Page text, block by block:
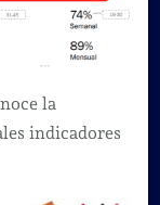
la
indicadores